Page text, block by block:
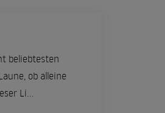
beliebtesten
ob alleine
Li...